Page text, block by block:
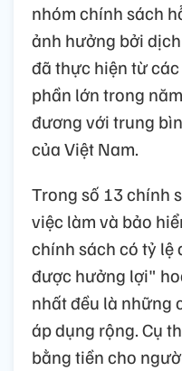
nhóm chính sách
ảnh hưởng bởi
đã thực hiện từ
phần lớn trong
đương với trung
của Việt Nam.
Trong số 13 chính
việc làm và bảo
chính sách có tỷ lệ
được hưởng lợi"
nhất đều là những
áp dụng rộng. Cụ
bằng tiền cho